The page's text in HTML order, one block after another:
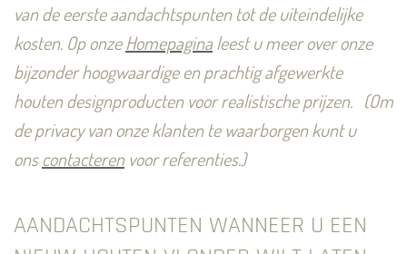
van de eerste aandachtspunten tot de uiteindelijke
kosten. Op onzeHomepaginaleest u meer over onze
bijzonder hoogwaardige en prachtig afgewerkte
houten designproducten voor realistische prijzen. (Om
de privacy van onze klanten te waarborgen kunt u
onscontacterenvoor referenties.)
AANDACHTSPUNTEN WANNEER U EEN